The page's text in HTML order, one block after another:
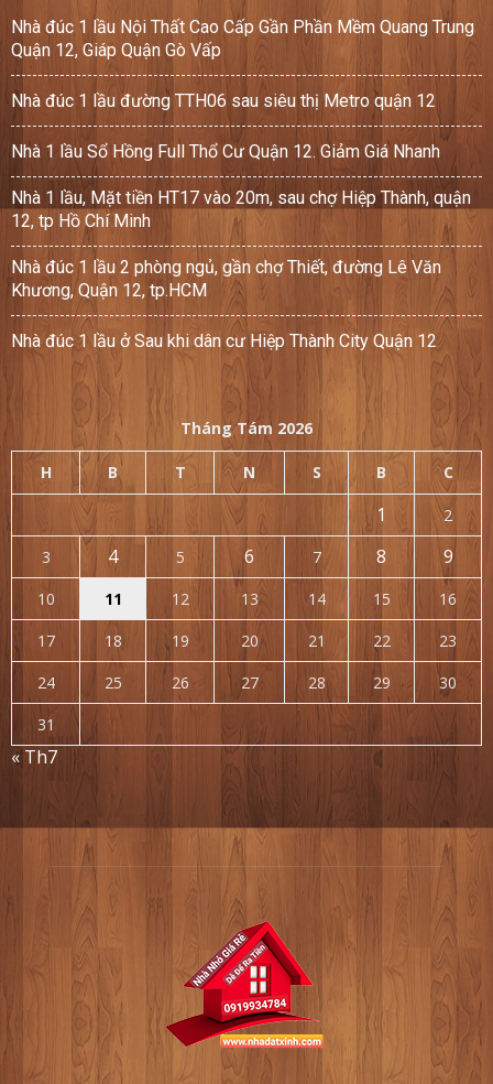
Nhà đúc 1 lầu Nội Thất Cao Cấp Gần Phần Mềm Quang Trung
Quận 12, Giáp Quận Gò Vấp
Nhà đúc 1 lầu đường TTH06 sau siêu thị Metro quận 12
Nhà 1 lầu Sổ Hồng Full Thổ Cư Quận 12. Giảm Giá Nhanh
Nhà 1 lầu, Mặt tiền HT17 vào 20m, sau chợ Hiệp Thành, quận
12, tp Hồ Chí Minh
Nhà đúc 1 lầu 2 phòng ngủ, gần chợ Thiết, đường Lê Văn
Khương, Quận 12, tp.HCM
Nhà đúc 1 lầu ở Sau khi dân cư Hiệp Thành City Quận 12
Tháng Tám 2026
H B T N S B C
1
2
3
4 5 6 7 8 9
10 11 12 13 14 15
16
17
18 19 20 21 22
23
24
25 26 27 28 29
30
31
« Th7